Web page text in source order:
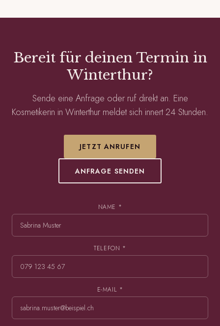
Bereit für deinen Termin in
Winterthur?
Sende eine Anfrage oder ruf direkt an. Eine
Kosmetikerin in Winterthur meldet sich innert 24 Stunden.
JETZT ANRUFEN
ANFRAGE SENDEN
NAME *
TELEFON *
E-MAIL *